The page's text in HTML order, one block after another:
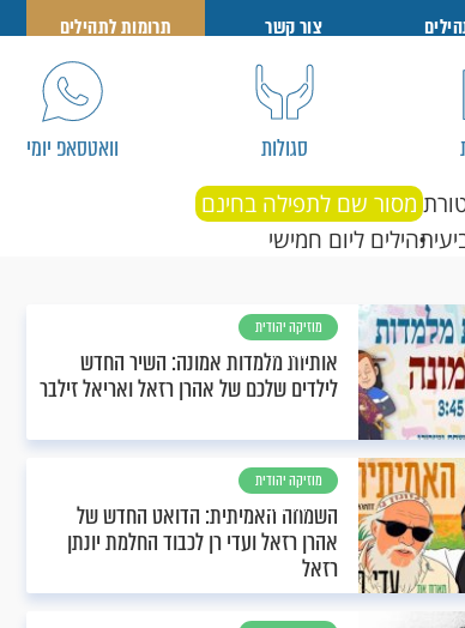
צור קשר תרומות לתהילים
סגולות וואטסאפ יומי
מסור שם לתפילה בחינם
תהילים ליום חמישי
מוזיקה יהודית
וחסידית
אותיות מלמדות אמונה: השיר החדש
לילדים שלכם של אהרן רזאל ואריאל זילבר
מוזיקה יהודית
וחסידית
השמחה האמיתית: הדואט החדש של
אהרן רזאל ועדי רן לכבוד החלמת יונתן
רזאל